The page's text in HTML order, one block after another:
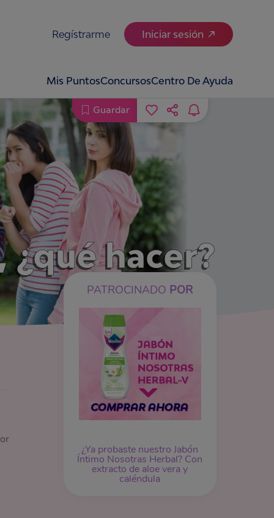
Regístrarme Iniciar sesión
Mis PuntosConcursosCentro De Ayuda
hacer?
PATROCINADO POR
¿Ya probaste nuestroJabón
Íntimo Nosotras Herbal? Con
extracto de aloe vera y
caléndula
Guardar